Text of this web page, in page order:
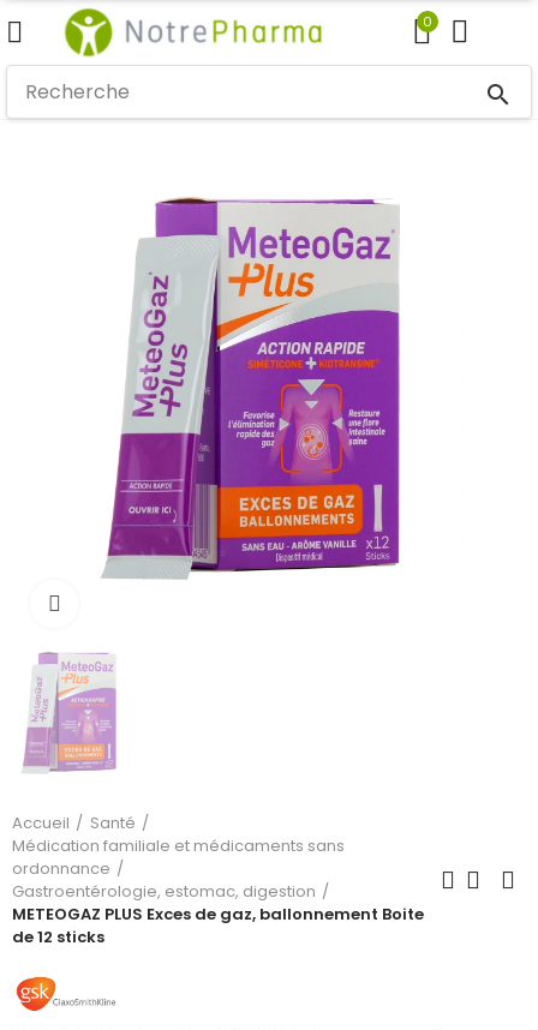
0
search
Accueil
Santé
Médication familiale et médicaments sans
ordonnance
Gastroentérologie, estomac, digestion
METEOGAZ PLUS Exces de gaz, ballonnement Boite
de 12 sticks